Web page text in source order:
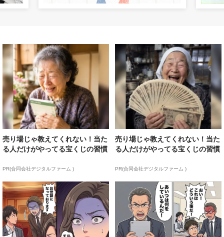
売り場じゃ教えてくれない！当た
る人だけがやってる宝くじの習慣
PR(合同会社デジタルファーム )
売り場じゃ教えてくれない！当た
る人だけがやってる宝くじの習慣
PR(合同会社デジタルファーム )